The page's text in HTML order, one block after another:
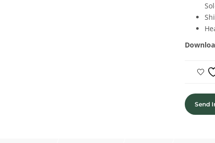
คะแนน
ของลูกค้
Send